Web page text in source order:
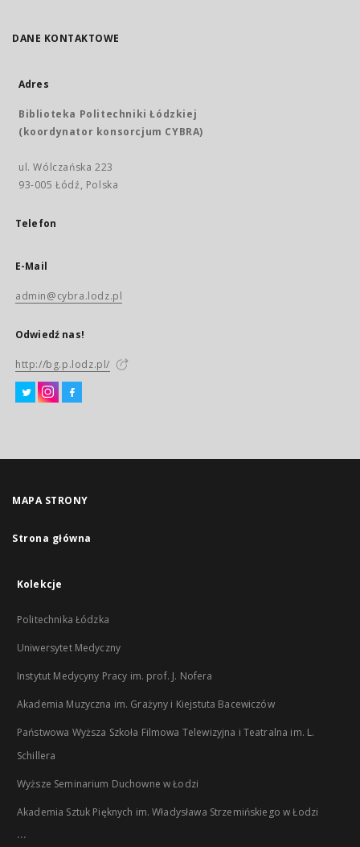
DANE KONTAKTOWE
Adres
Biblioteka Politechniki Łódzkiej
(koordynator konsorcjum CYBRA)
ul. Wólczańska 223
93-005 Łódź, Polska
Telefon
E-Mail
admin@cybra.lodz.pl
Odwiedź nas!
http://bg.p.lodz.pl/
MAPA STRONY
Strona główna
Kolekcje
Politechnika Łódzka
Uniwersytet Medyczny
Instytut Medycyny Pracy im. prof. J. Nofera
Akademia Muzyczna im. Grażyny i Kiejstuta Bacewiczów
Państwowa Wyższa Szkoła Filmowa Telewizyjna i Teatralna im. L.
Schillera
Wyższe Seminarium Duchowne w Łodzi
Akademia Sztuk Pięknych im. Władysława Strzemińskiego w Łodzi
...